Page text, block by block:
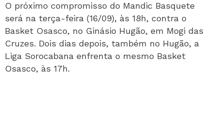
O próximo compromisso do Mandic Basquete
será na terça-feira (16/09), às 18h, contra o
Basket Osasco, no Ginásio Hugão, em Mogi das
Cruzes. Dois dias depois, também no Hugão, a
Liga Sorocabana enfrenta o mesmo Basket
Osasco, às 17h.